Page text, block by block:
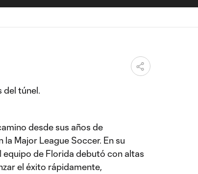
del túnel.
desde sus años de
Major League Soccer. En su
equipo de Florida debutó con altas
el éxito rápidamente,